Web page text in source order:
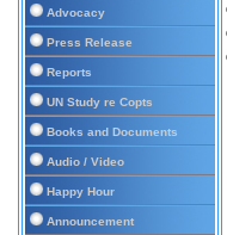
Advocacy
Press Release
Reports
UN Study re Copts
Books and Documents
Audio / Video
Happy Hour
Announcement